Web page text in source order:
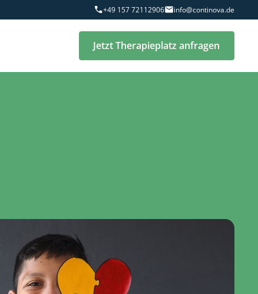
+49 157 72112906 info@continova.de
Jetzt Therapieplatz anfragen